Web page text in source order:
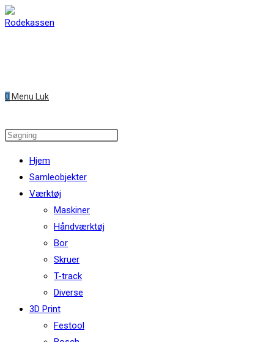
Skip
to
0 Menu Luk
Search
website
Hjem
Samleobjekter
Værktøj
Maskiner
Håndværktøj
Bor
Skruer
T-track
Diverse
3D Print
Festool